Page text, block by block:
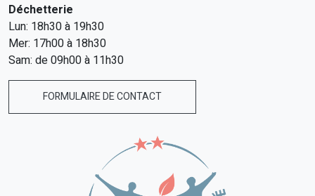
Déchetterie
Lun: 18h30 à 19h30
Mer: 17h00 à 18h30
Sam: de 09h00 à 11h30
FORMULAIRE DE CONTACT